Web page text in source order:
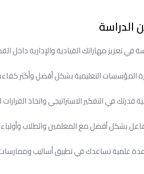
الدراسة
في تعزيز مهاراتك القيادية والإدارية داخل
المؤسسات التعليمية بشكل أفضل وأكثر
في التفكير الاستراتيجي واتخاذ القرارات
بشكل أفضل مع المعلمين والطلاب وأولياء
علمية تساعدك في تطبيق أساليب وممارسات